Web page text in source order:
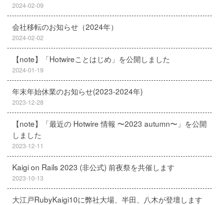
2024-02-09
会社移転のお知らせ（2024年）
2024-02-02
【note】「Hotwireことはじめ」を公開しました
2024-01-19
年末年始休業のお知らせ(2023-2024年)
2023-12-28
【note】「最近の Hotwire 情報 〜2023 autumn〜」を公開
しました
2023-12-11
Kaigi on Rails 2023 (非公式) 前夜祭を共催します
2023-10-13
大江戸RubyKaigi10に弊社大場、半田、八木が登壇します